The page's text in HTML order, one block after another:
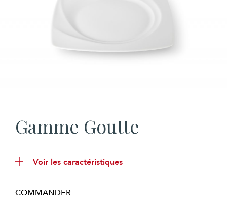
Gamme Goutte
Voir les caractéristiques
COMMANDER